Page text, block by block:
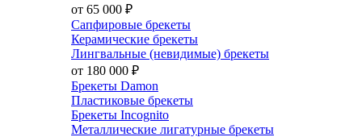
от 65 000 ₽
Сапфировые брекеты
Керамические брекеты
Лингвальные (невидимые) брекеты
от 180 000 ₽
Брекеты Damon
Пластиковые брекеты
Брекеты Incognito
Металлические лигатурные брекеты